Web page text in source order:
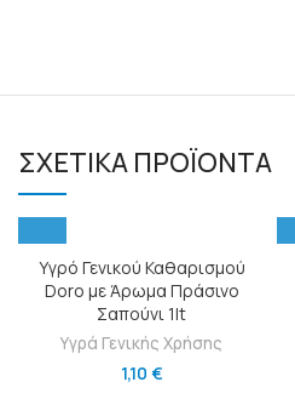
ΣΧΕΤΙΚΆ ΠΡΟΪΌΝΤΑ
Υγρό Γενικού Καθαρισμού
Doro με Άρωμα Πράσινο
Σαπούνι 1lt
Υγρά Γενικής Χρήσης
1,10 €